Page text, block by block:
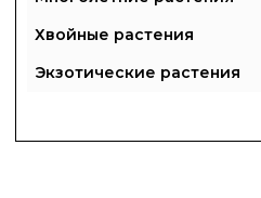
Хвойные растения
Экзотические растения